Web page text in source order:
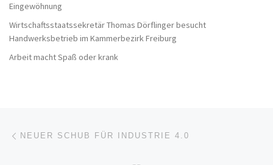
Eingewöhnung
Wirtschaftsstaatssekretär Thomas Dörflinger besucht
Handwerksbetrieb im Kammerbezirk Freiburg
Arbeit macht Spaß oder krank
Beitragsnavigation
NEUER SCHUB FÜR INDUSTRIE 4.0